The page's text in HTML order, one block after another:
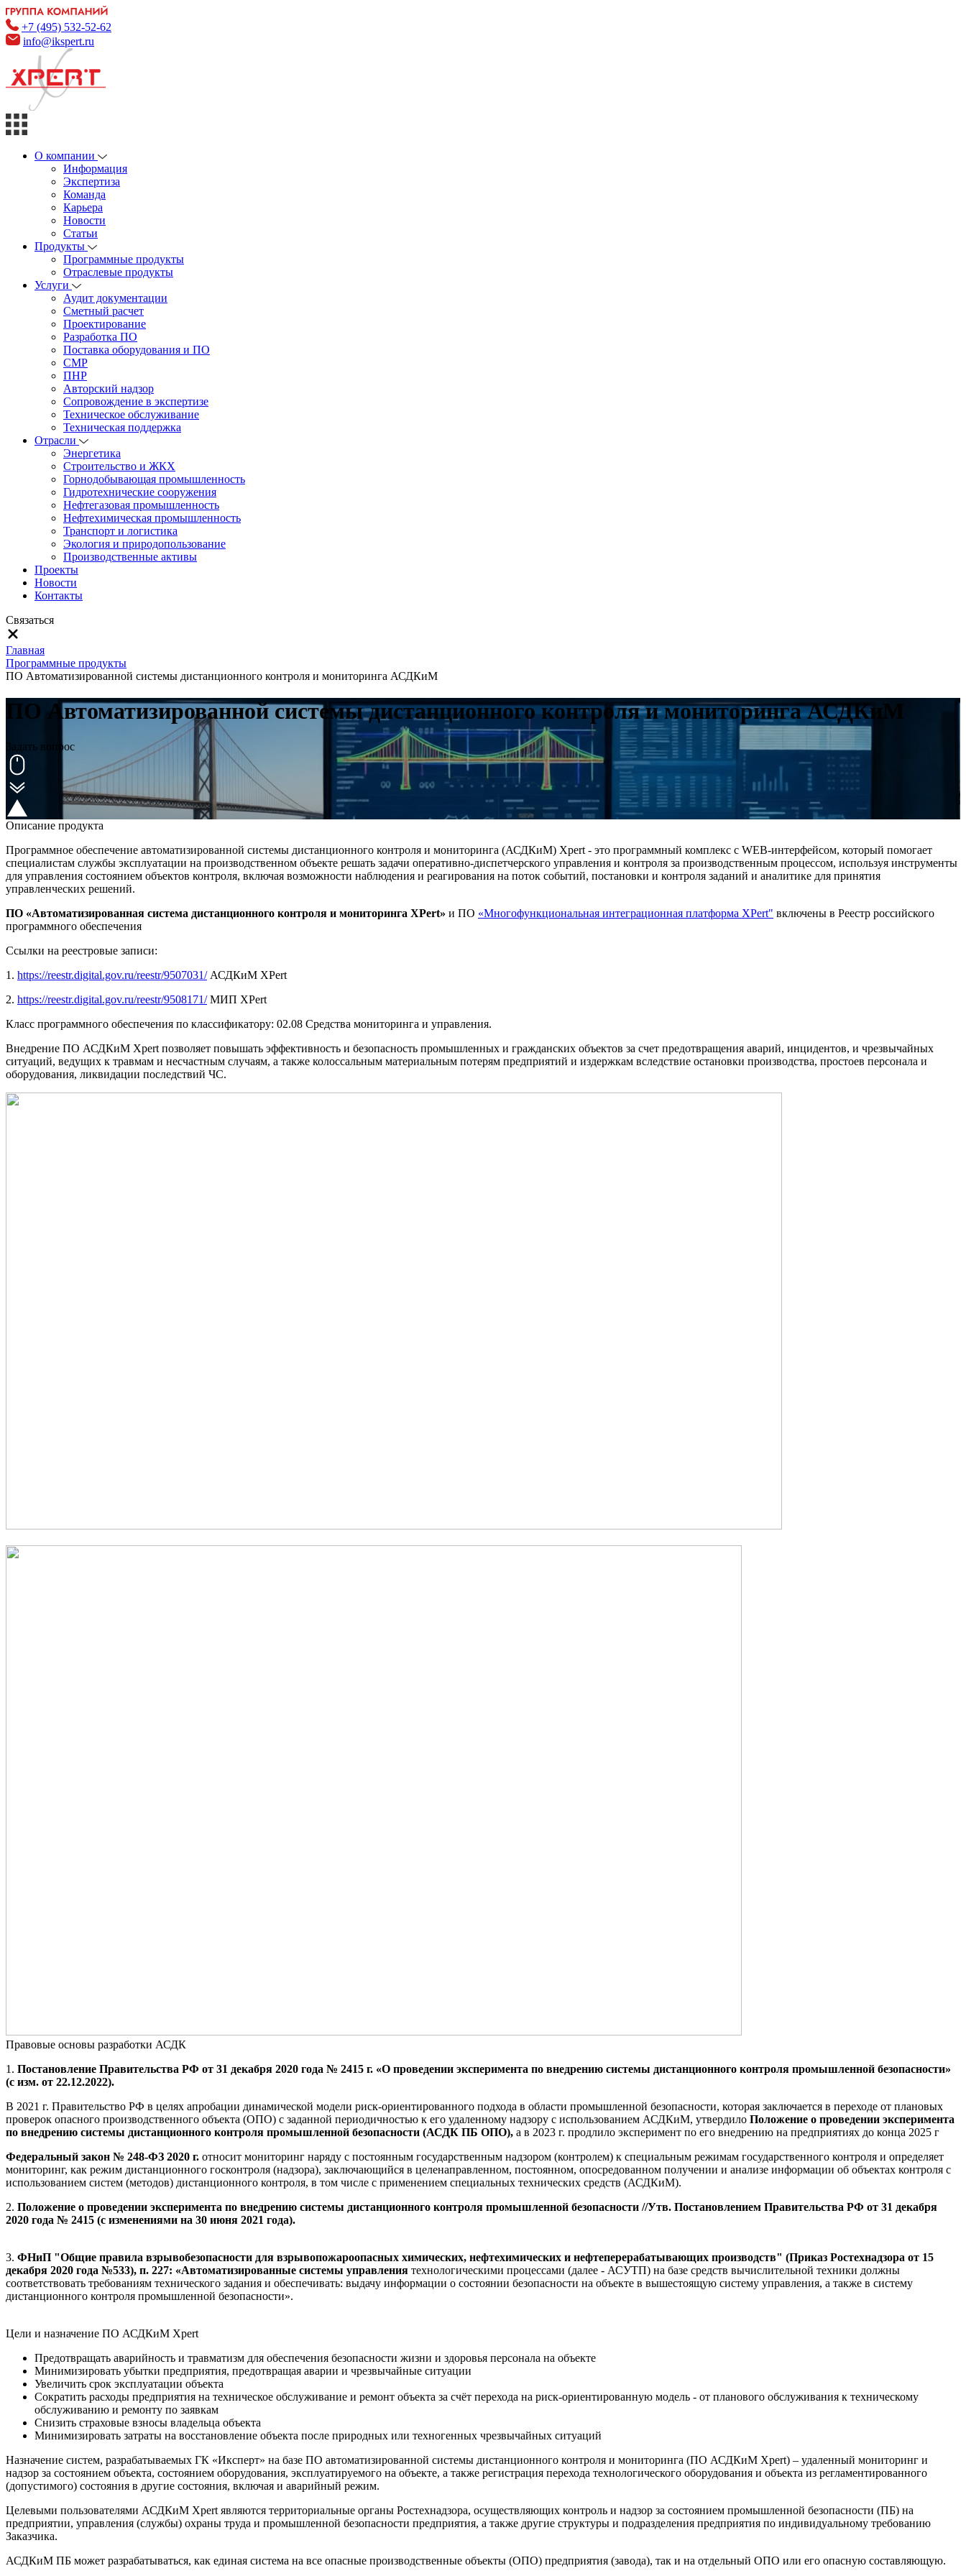
+7 (495) 532-52-62
info@ikspert.ru
О компании
Информация
Экспертиза
Команда
Карьера
Новости
Статьи
Продукты
Программные продукты
Отраслевые продукты
Услуги
Аудит документации
Сметный расчет
Проектирование
Разработка ПО
Поставка оборудования и ПО
СМР
ПНР
Авторский надзор
Сопровождение в экспертизе
Техническое обслуживание
Техническая поддержка
Отрасли
Энергетика
Строительство и ЖКХ
Горнодобывающая промышленность
Гидротехнические сооружения
Нефтегазовая промышленность
Нефтехимическая промышленность
Транспорт и логистика
Экология и природопользование
Производственные активы
Проекты
Новости
Контакты
Связаться
Главная
Программные продукты
ПО Автоматизированной системы дистанционного контроля и мониторинга АСДКиМ
ПО Автоматизированной системы дистанционного контроля и мониторинга АСДКиМ
Задать вопрос
Описание продукта
Программное обеспечение автоматизированной системы дистанционного контроля и мониторинга (АСДКиМ) Xpert - это программный комплекс с WEB-интерфейсом, который помогает
специалистам службы эксплуатации на производственном объекте решать задачи оперативно-диспетчерского управления и контроля за производственным процессом, используя инструменты
для управления состоянием объектов контроля, включая возможности наблюдения и реагирования на поток событий, постановки и контроля заданий и аналитике для принятия
управленческих решений.
ПО «Автоматизированная система дистанционного контроля и мониторинга XPert» и ПО «Многофункциональная интеграционная платформа XPert" включены в Реестр российского
программного обеспечения
Ссылки на реестровые записи:
1. https://reestr.digital.gov.ru/reestr/9507031/АСДКиМ XPert
2. https://reestr.digital.gov.ru/reestr/9508171/МИП XPert
Класс программного обеспечения по классификатору: 02.08 Средства мониторинга и управления.
Внедрение ПО АСДКиМ Xpert позволяет повышать эффективность и безопасность промышленных и гражданских объектов за счет предотвращения аварий, инцидентов, и чрезвычайных
ситуаций, ведущих к травмам и несчастным случаям, а также колоссальным материальным потерям предприятий и издержкам вследствие остановки производства, простоев персонала и
оборудования, ликвидации последствий ЧС.
Правовые основы разработки АСДК
1. Постановление Правительства РФ от 31 декабря 2020 года № 2415 г. «О проведении эксперимента по внедрению системы дистанционного контроля промышленной безопасности»
(с изм. от 22.12.2022).
В 2021 г. Правительство РФ в целях апробации динамической модели риск-ориентированного подхода в области промышленной безопасности, которая заключается в переходе от плановых
проверок опасного производственного объекта (ОПО) с заданной периодичностью к его удаленному надзору с использованием АСДКиМ, утвердило Положение о проведении эксперимента
по внедрению системы дистанционного контроля промышленной безопасности (АСДК ПБ ОПО), а в 2023 г. продлило эксперимент по его внедрению на предприятиях до конца 2025 г
Федеральный закон № 248-ФЗ 2020 г. относит мониторинг наряду с постоянным государственным надзором (контролем) к специальным режимам государственного контроля и определяет
мониторинг, как режим дистанционного госконтроля (надзора), заключающийся в целенаправленном, постоянном, опосредованном получении и анализе информации об объектах контроля с
использованием систем (методов) дистанционного контроля, в том числе с применением специальных технических средств (АСДКиМ).
2. Положение о проведении эксперимента по внедрению системы дистанционного контроля промышленной безопасности //Утв. Постановлением Правительства РФ от 31 декабря
2020 года № 2415 (с изменениями на 30 июня 2021 года).
3. ФНиП "Общие правила взрывобезопасности для взрывопожароопасных химических, нефтехимических и нефтеперерабатывающих производств" (Приказ Ростехнадзора от 15
декабря 2020 года №533), п. 227: «Автоматизированные системы управления технологическими процессами (далее - АСУТП) на базе средств вычислительной техники должны
соответствовать требованиям технического задания и обеспечивать: выдачу информации о состоянии безопасности на объекте в вышестоящую систему управления, а также в систему
дистанционного контроля промышленной безопасности».
Цели и назначение ПО АСДКиМ Xpert
Предотвращать аварийность и травматизм для обеспечения безопасности жизни и здоровья персонала на объекте
Минимизировать убытки предприятия, предотвращая аварии и чрезвычайные ситуации
Увеличить срок эксплуатации объекта
Сократить расходы предприятия на техническое обслуживание и ремонт объекта за счёт перехода на риск-ориентированную модель - от планового обслуживания к техническому
обслуживанию и ремонту по заявкам
Снизить страховые взносы владельца объекта
Минимизировать затраты на восстановление объекта после природных или техногенных чрезвычайных ситуаций
Назначение систем, разрабатываемых ГК «Иксперт» на базе ПО автоматизированной системы дистанционного контроля и мониторинга (ПО АСДКиМ Xpert) – удаленный мониторинг и
надзор за состоянием объекта, состоянием оборудования, эксплуатируемого на объекте, а также регистрация перехода технологического оборудования и объекта из регламентированного
(допустимого) состояния в другие состояния, включая и аварийный режим.
Целевыми пользователями АСДКиМ Xpert являются территориальные органы Ростехнадзора, осуществляющих контроль и надзор за состоянием промышленной безопасности (ПБ) на
предприятии, управления (службы) охраны труда и промышленной безопасности предприятия, а также другие структуры и подразделения предприятия по индивидуальному требованию
Заказчика.
АСДКиМ ПБ может разрабатываться, как единая система на все опасные производственные объекты (ОПО) предприятия (завода), так и на отдельный ОПО или его опасную составляющую.